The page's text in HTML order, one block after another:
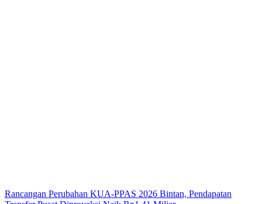
Rancangan Perubahan KUA-PPAS 2026 Bintan, Pendapatan